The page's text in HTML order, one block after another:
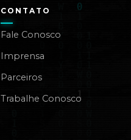
CONTATO
Fale Conosco
Imprensa
Parceiros
Trabalhe Conosco